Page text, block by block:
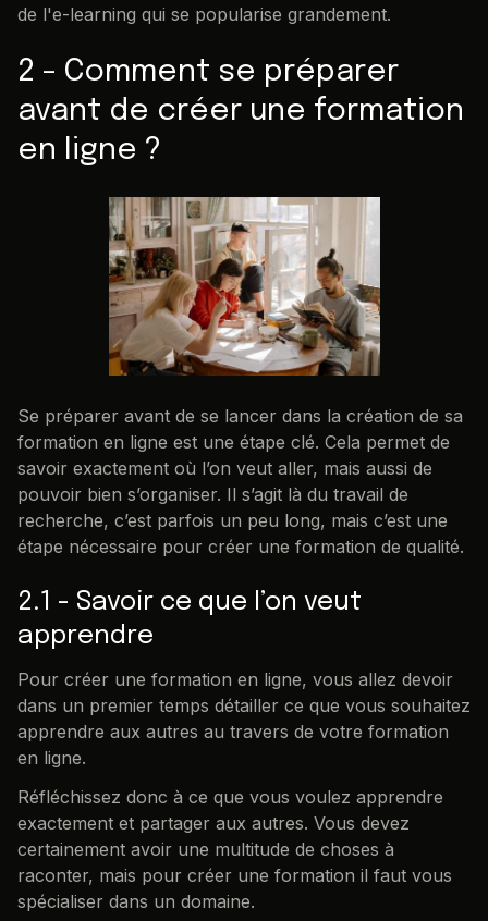
de l'e-learning qui se popularise grandement.
2 - Comment se préparer
avant de créer une formation
en ligne ?
Se préparer avant de se lancer dans la création de sa
formation en ligne est une étape clé. Cela permet de
savoir exactement où l’on veut aller, mais aussi de
pouvoir bien s’organiser. Il s’agit là du travail de
recherche, c’est parfois un peu long, mais c’est une
étape nécessaire pour créer une formation de qualité.
2.1 - Savoir ce que l’on veut
apprendre
Pour créer une formation en ligne, vous allez devoir
dans un premier temps détailler ce que vous souhaitez
apprendre aux autres au travers de votre formation
en ligne.
Réfléchissez donc à ce que vous voulez apprendre
exactement et partager aux autres. Vous devez
certainement avoir une multitude de choses à
raconter, mais pour créer une formation il faut vous
spécialiser dans un domaine.